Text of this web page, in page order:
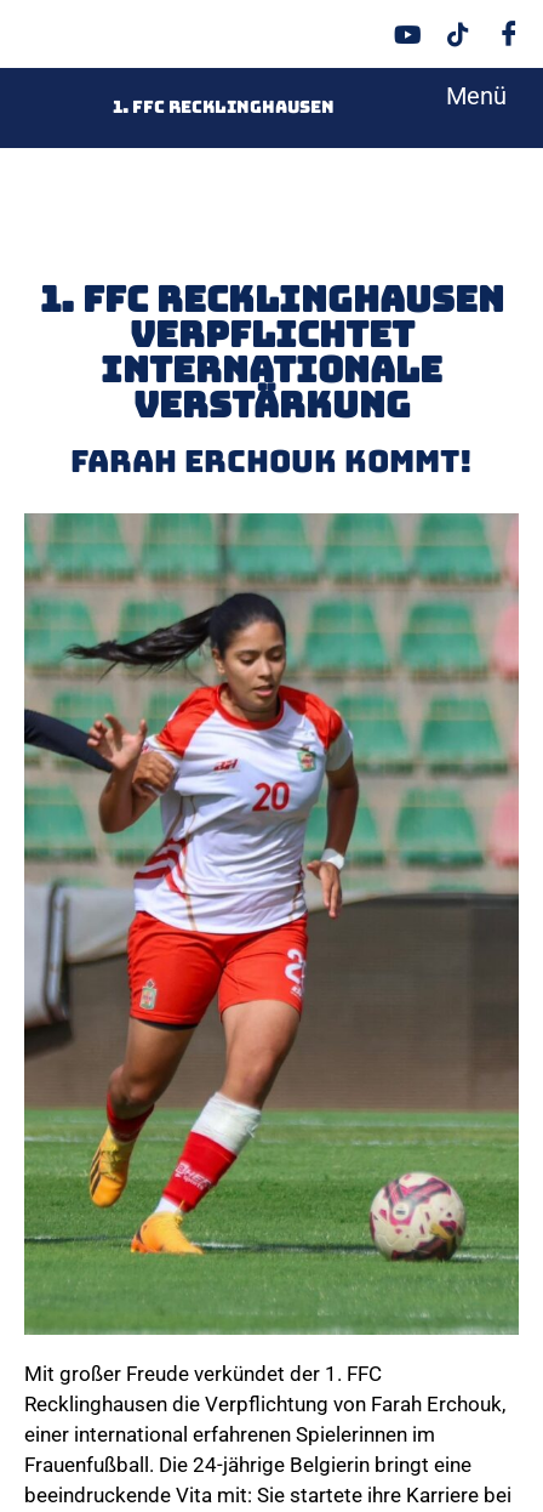
1. FFC Recklinghausen Menü
1. FFC Recklinghausen
verpflichtet
internationale
Verstärkung
Farah Erchouk kommt!
Mit großer Freude verkündet der 1. FFC
Recklinghausen die Verpflichtung von Farah Erchouk,
einer international erfahrenen Spielerinnen im
Frauenfußball. Die 24-jährige Belgierin bringt eine
beeindruckende Vita mit: Sie startete ihre Karriere bei